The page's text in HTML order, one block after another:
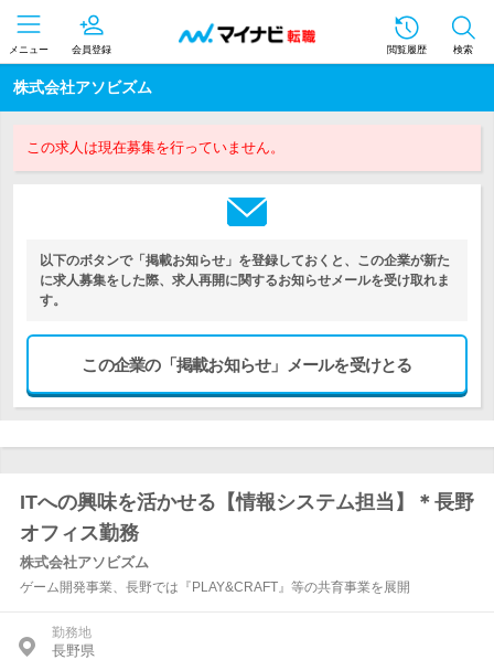
メニュー 会員登録 閲覧履歴 検索
株式会社アソビズム
この求人は現在募集を行っていません。
以下のボタンで「掲載お知らせ」を登録しておくと、この企業が新た
に求人募集をした際、求人再開に関するお知らせメールを受け取れま
す。
この企業の「掲載お知らせ」メールを受けとる
ITへの興味を活かせる【情報システム担当】＊長野
オフィス勤務
株式会社アソビズム
ゲーム開発事業、長野では『PLAY&CRAFT』等の共育事業を展開
勤務地
長野県